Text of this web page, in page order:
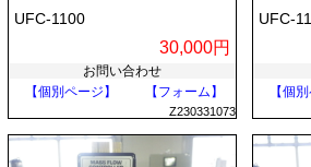
UFC-1100
30,000円
お問い合わせ
【個別ページ】
【フォーム】
Z230331073
UFC-
【個